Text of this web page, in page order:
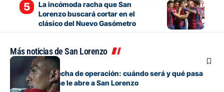
La incómoda racha que San
Lorenzo buscará cortar en el
clásico del Nuevo Gasómetro
Más noticias de San Lorenzo
Fútbol
Barrios tiene fecha de operación: cuándo será y qué pasa
con cupo que se le abre a San Lorenzo